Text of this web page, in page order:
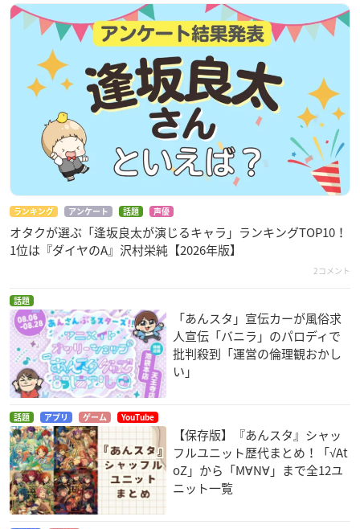
ランキング アンケート 話題 声優
オタクが選ぶ「逢坂良太が演じるキャラ」ランキングTOP10！
1位は『ダイヤのA』沢村栄純【2026年版】
2コメント
話題
「あんスタ」宣伝カーが風俗求
人宣伝「バニラ」のパロディで
批判殺到「運営の倫理観おかし
い」
話題 アプリ ゲーム YouTube
【保存版】『あんスタ』シャッ
フルユニット歴代まとめ！「√At
oZ」から「M∀N∀」まで全12ユ
ニット一覧